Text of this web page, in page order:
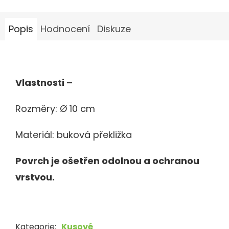
Popis Hodnocení Diskuze
Vlastnosti –
Rozměry: Ø 10 cm
Materiál: buková překližka
Povrch je ošetřen odolnou a ochranou
vrstvou.